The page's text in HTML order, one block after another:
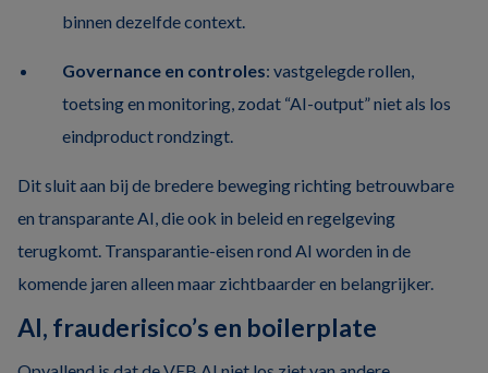
binnen dezelfde context.
Governance en controles: vastgelegde rollen,
toetsing en monitoring, zodat “AI-output” niet als los
eindproduct rondzingt.
Dit sluit aan bij de bredere beweging richting betrouwbare
en transparante AI, die ook in beleid en regelgeving
terugkomt. Transparantie-eisen rond AI worden in de
komende jaren alleen maar zichtbaarder en belangrijker.
AI, frauderisico’s en boilerplate